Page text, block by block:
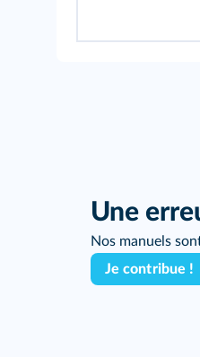
Une
Nos manuels
Je contribue !